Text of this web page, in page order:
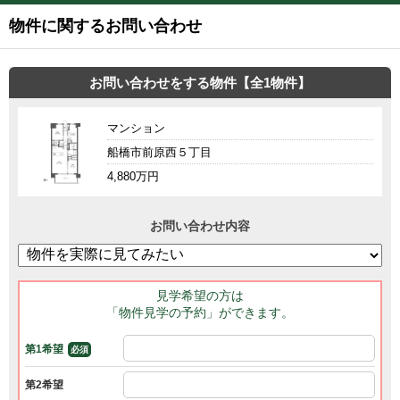
物件に関するお問い合わせ
お問い合わせをする物件【全1物件】
マンション
船橋市前原西５丁目
4,880万円
お問い合わせ内容
見学希望の方は
「物件見学の予約」ができます。
第1希望 必須
第2希望